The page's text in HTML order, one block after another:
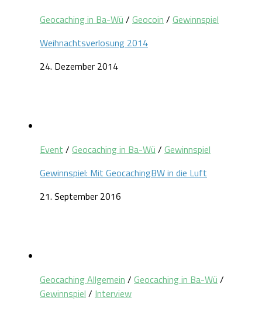
Geocaching in Ba-Wü / Geocoin / Gewinnspiel
Weihnachtsverlosung 2014
24. Dezember 2014
Event / Geocaching in Ba-Wü / Gewinnspiel
Gewinnspiel: Mit GeocachingBW in die Luft
21. September 2016
Geocaching Allgemein / Geocaching in Ba-Wü /
Gewinnspiel / Interview